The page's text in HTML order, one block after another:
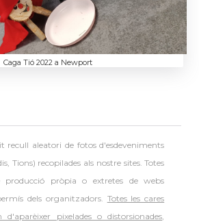
Caga Tió 2022 a Newport
recull aleatori de fotos d'esdeveniments
Tions) recopilades als nostre sites. Totes
producció pròpia o extretes de webs
dels organitzadors. Totes les cares
pixelades o distorsionades,